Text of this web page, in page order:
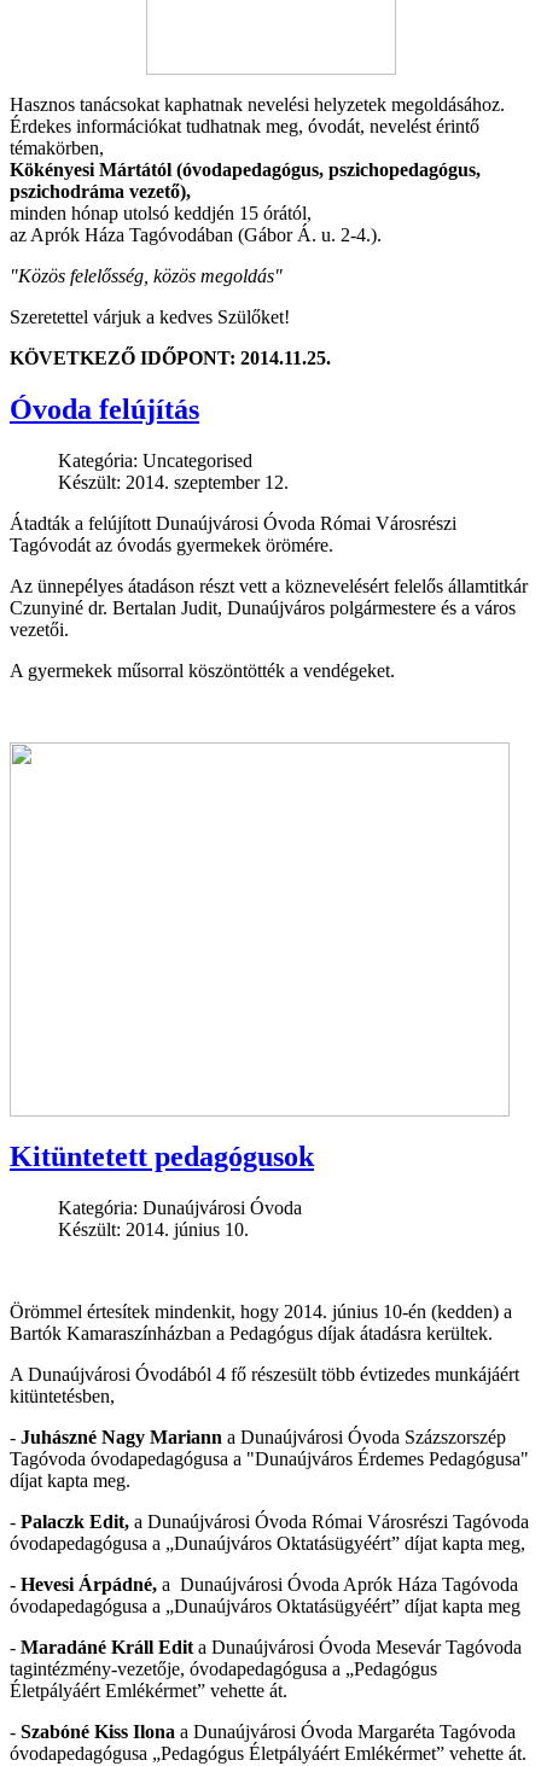
Hasznos tanácsokat kaphatnak nevelési helyzetek megoldásához.
Érdekes információkat tudhatnak meg, óvodát, nevelést érintő
témakörben,
Kökényesi Mártától (óvodapedagógus, pszichopedagógus,
pszichodráma vezető),
minden hónap utolsó keddjén 15 órától,
az Aprók Háza Tagóvodában (Gábor Á. u. 2-4.).
"Közös felelősség, közös megoldás"
Szeretettel várjuk a kedves Szülőket!
KÖVETKEZŐ IDŐPONT: 2014.11.25.
Óvoda felújítás
Kategória: Uncategorised
Készült: 2014. szeptember 12.
Átadták a felújított Dunaújvárosi Óvoda Római Városrészi
Tagóvodát az óvodás gyermekek örömére.
Az ünnepélyes átadáson részt vett a köznevelésért felelős államtitkár
Czunyiné dr. Bertalan Judit, Dunaújváros polgármestere és a város
vezetői.
A gyermekek műsorral köszöntötték a vendégeket.
Kitüntetett pedagógusok
Kategória: Dunaújvárosi Óvoda
Készült: 2014. június 10.
Örömmel értesítek mindenkit, hogy 2014. június 10-én (kedden) a
Bartók Kamaraszínházban a Pedagógus díjak átadásra kerültek.
A Dunaújvárosi Óvodából 4 fő részesült több évtizedes munkájáért
kitüntetésben,
- Juhászné Nagy Mariann a Dunaújvárosi Óvoda Százszorszép
Tagóvoda óvodapedagógusa a "Dunaújváros Érdemes Pedagógusa"
díjat kapta meg.
- Palaczk Edit, a Dunaújvárosi Óvoda Római Városrészi Tagóvoda
óvodapedagógusa a „Dunaújváros Oktatásügyéért” díjat kapta meg,
- Hevesi Árpádné, a Dunaújvárosi Óvoda Aprók Háza Tagóvoda
óvodapedagógusa a „Dunaújváros Oktatásügyéért” díjat kapta meg
- Maradáné Králl Edit a Dunaújvárosi Óvoda Mesevár Tagóvoda
tagintézmény-vezetője, óvodapedagógusa a „Pedagógus
Életpályáért Emlékérmet” vehette át.
- Szabóné Kiss Ilona a Dunaújvárosi Óvoda Margaréta Tagóvoda
óvodapedagógusa „Pedagógus Életpályáért Emlékérmet” vehette át.